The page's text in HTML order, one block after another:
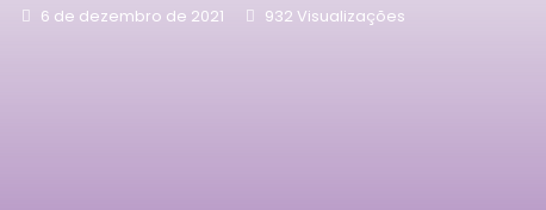
6 de dezembro de 2021 932 Visualizações